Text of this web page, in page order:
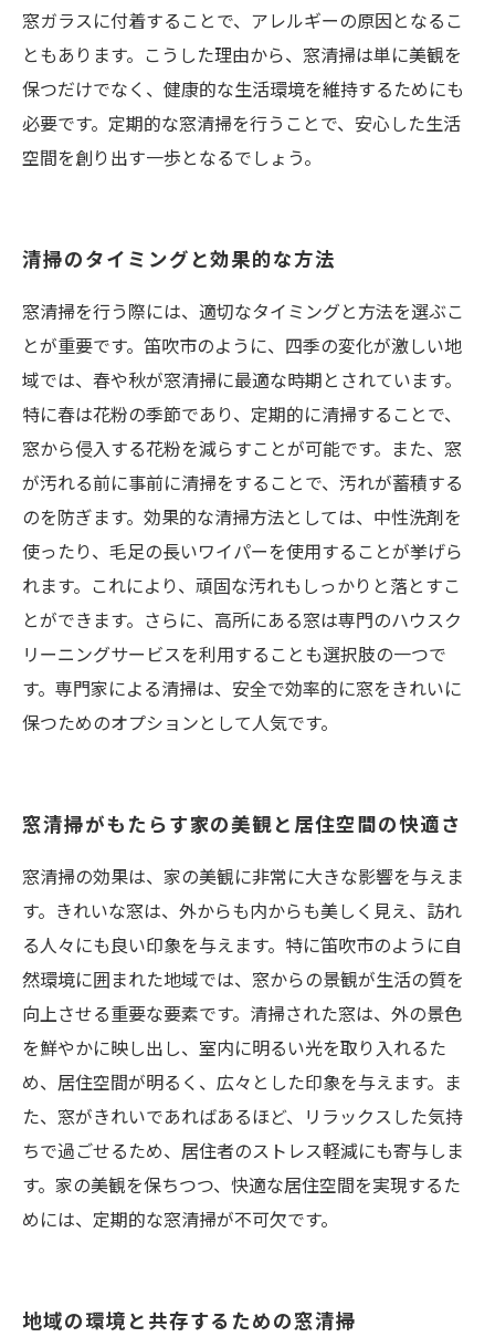
窓ガラスに付着することで、アレルギーの原因となるこ
ともあります。こうした理由から、窓清掃は単に美観を
保つだけでなく、健康的な生活環境を維持するためにも
必要です。定期的な窓清掃を行うことで、安心した生活
空間を創り出す一歩となるでしょう。
清掃のタイミングと効果的な方法
窓清掃を行う際には、適切なタイミングと方法を選ぶこ
とが重要です。笛吹市のように、四季の変化が激しい地
域では、春や秋が窓清掃に最適な時期とされています。
特に春は花粉の季節であり、定期的に清掃することで、
窓から侵入する花粉を減らすことが可能です。また、窓
が汚れる前に事前に清掃をすることで、汚れが蓄積する
のを防ぎます。効果的な清掃方法としては、中性洗剤を
使ったり、毛足の長いワイパーを使用することが挙げら
れます。これにより、頑固な汚れもしっかりと落とすこ
とができます。さらに、高所にある窓は専門のハウスク
リーニングサービスを利用することも選択肢の一つで
す。専門家による清掃は、安全で効率的に窓をきれいに
保つためのオプションとして人気です。
窓清掃がもたらす家の美観と居住空間の快適さ
窓清掃の効果は、家の美観に非常に大きな影響を与えま
す。きれいな窓は、外からも内からも美しく見え、訪れ
る人々にも良い印象を与えます。特に笛吹市のように自
然環境に囲まれた地域では、窓からの景観が生活の質を
向上させる重要な要素です。清掃された窓は、外の景色
を鮮やかに映し出し、室内に明るい光を取り入れるた
め、居住空間が明るく、広々とした印象を与えます。ま
た、窓がきれいであればあるほど、リラックスした気持
ちで過ごせるため、居住者のストレス軽減にも寄与しま
す。家の美観を保ちつつ、快適な居住空間を実現するた
めには、定期的な窓清掃が不可欠です。
地域の環境と共存するための窓清掃